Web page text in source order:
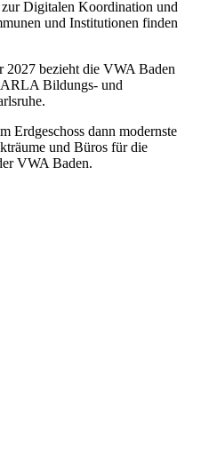
Digitalen Koordination und
und Institutionen finden
2027 bezieht die VWA Baden
Bildungs- und
Erdgeschoss dann modernste
und Büros für die
VWA Baden.